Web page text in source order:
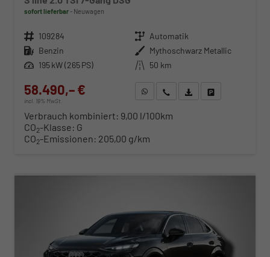
sofort lieferbar Neuwagen
Fahrzeugnr. 109284 Getriebe Automatik
Kraftstoff Benzin Außenfarbe Mythoschwarz Metallic
Leistung 195 kW (265 PS) Kilometerstand 50 km
58.490,– €
incl. 19% MwSt.
WhatsApp anfragen
Wir rufen Sie anFahrzeugexposé (PDF)
Verbrauch kombiniert: 9,00 l/100km
CO2-Klasse: G
CO2-Emissionen: 205,00 g/km